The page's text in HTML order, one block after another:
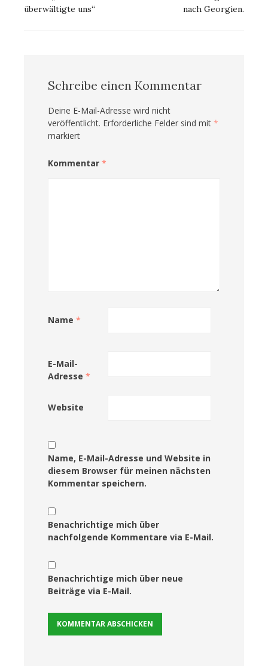
überwältigte uns“
nach Georgien.
Schreibe einen Kommentar
Deine E-Mail-Adresse wird nicht
veröffentlicht. Erforderliche Felder sind mit *
markiert
Kommentar *
Name *
E-Mail-
Adresse *
Website
Name, E-Mail-Adresse und Website in
diesem Browser für meinen nächsten
Kommentar speichern.
Benachrichtige mich über
nachfolgende Kommentare via E-Mail.
Benachrichtige mich über neue
Beiträge via E-Mail.